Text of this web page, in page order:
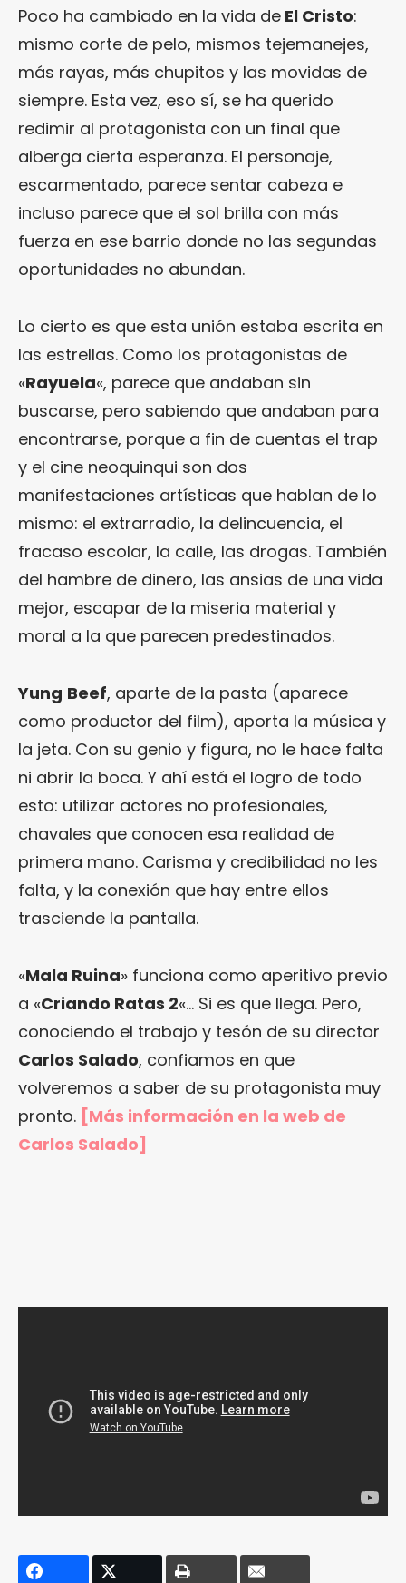
Poco ha cambiado en la vida de El Cristo:
mismo corte de pelo, mismos tejemanejes,
más rayas, más chupitos y las movidas de
siempre. Esta vez, eso sí, se ha querido
redimir al protagonista con un final que
alberga cierta esperanza. El personaje,
escarmentado, parece sentar cabeza e
incluso parece que el sol brilla con más
fuerza en ese barrio donde no las segundas
oportunidades no abundan.
Lo cierto es que esta unión estaba escrita en
las estrellas. Como los protagonistas de
«Rayuela«, parece que andaban sin
buscarse, pero sabiendo que andaban para
encontrarse, porque a fin de cuentas el trap
y el cine neoquinqui son dos
manifestaciones artísticas que hablan de lo
mismo: el extrarradio, la delincuencia, el
fracaso escolar, la calle, las drogas. También
del hambre de dinero, las ansias de una vida
mejor, escapar de la miseria material y
moral a la que parecen predestinados.
Yung Beef, aparte de la pasta (aparece
como productor del film), aporta la música y
la jeta. Con su genio y figura, no le hace falta
ni abrir la boca. Y ahí está el logro de todo
esto: utilizar actores no profesionales,
chavales que conocen esa realidad de
primera mano. Carisma y credibilidad no les
falta, y la conexión que hay entre ellos
trasciende la pantalla.
«Mala Ruina» funciona como aperitivo previo
a «Criando Ratas 2«… Si es que llega. Pero,
conociendo el trabajo y tesón de su director
Carlos Salado, confiamos en que
volveremos a saber de su protagonista muy
pronto. [Más información en la web de
Carlos Salado]